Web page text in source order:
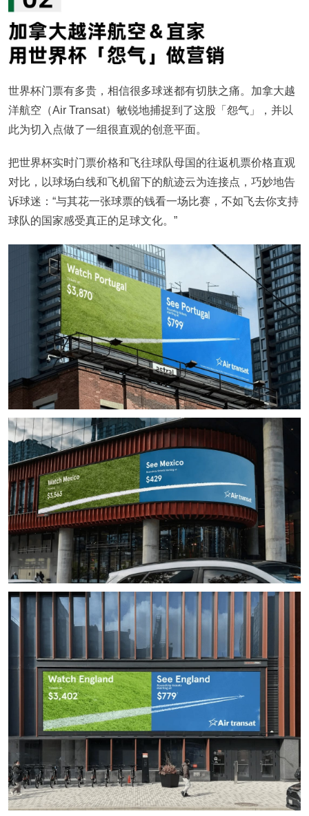
世界杯门票有多贵，相信很多球迷都有切肤之痛。加拿大越
洋航空（Air Transat）敏锐地捕捉到了这股「怨气」，并以
此为切入点做了一组很直观的创意平面。
把世界杯实时门票价格和飞往球队母国的往返机票价格直观
对比，以球场白线和飞机留下的航迹云为连接点，巧妙地告
诉球迷：“与其花一张球票的钱看一场比赛，不如飞去你支持
球队的国家感受真正的足球文化。”